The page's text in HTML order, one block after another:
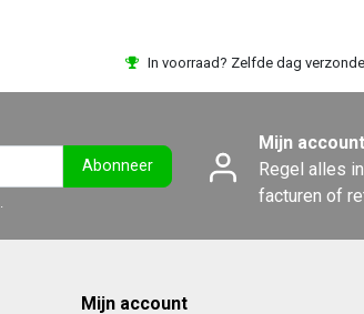
In voorraad? Zelfde dag
Abonneer
Mijn account
Regel alles
facturen of
Mijn account